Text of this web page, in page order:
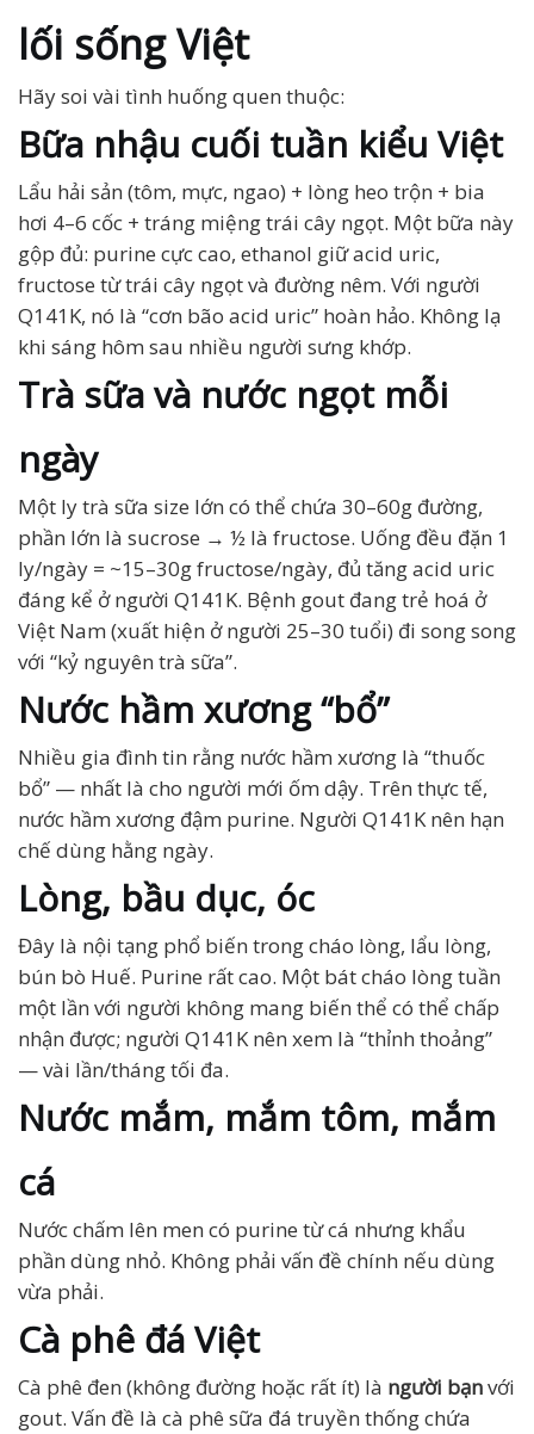
lối sống Việt
Hãy soi vài tình huống quen thuộc:
Bữa nhậu cuối tuần kiểu Việt
Lẩu hải sản (tôm, mực, ngao) + lòng heo trộn + bia
hơi 4–6 cốc + tráng miệng trái cây ngọt. Một bữa này
gộp đủ: purine cực cao, ethanol giữ acid uric,
fructose từ trái cây ngọt và đường nêm. Với người
Q141K, nó là “cơn bão acid uric” hoàn hảo. Không lạ
khi sáng hôm sau nhiều người sưng khớp.
Trà sữa và nước ngọt mỗi
ngày
Một ly trà sữa size lớn có thể chứa 30–60g đường,
phần lớn là sucrose → ½ là fructose. Uống đều đặn 1
ly/ngày = ~15–30g fructose/ngày, đủ tăng acid uric
đáng kể ở người Q141K. Bệnh gout đang trẻ hoá ở
Việt Nam (xuất hiện ở người 25–30 tuổi) đi song song
với “kỷ nguyên trà sữa”.
Nước hầm xương “bổ”
Nhiều gia đình tin rằng nước hầm xương là “thuốc
bổ” — nhất là cho người mới ốm dậy. Trên thực tế,
nước hầm xương đậm purine. Người Q141K nên hạn
chế dùng hằng ngày.
Lòng, bầu dục, óc
Đây là nội tạng phổ biến trong cháo lòng, lẩu lòng,
bún bò Huế. Purine rất cao. Một bát cháo lòng tuần
một lần với người không mang biến thể có thể chấp
nhận được; người Q141K nên xem là “thỉnh thoảng”
— vài lần/tháng tối đa.
Nước mắm, mắm tôm, mắm
cá
Nước chấm lên men có purine từ cá nhưng khẩu
phần dùng nhỏ. Không phải vấn đề chính nếu dùng
vừa phải.
Cà phê đá Việt
Cà phê đen (không đường hoặc rất ít) là người bạnvới
gout. Vấn đề là cà phê sữa đá truyền thống chứa